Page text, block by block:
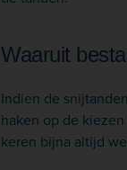
Waaruit
Indien de
haken op de
keren bijna altijd